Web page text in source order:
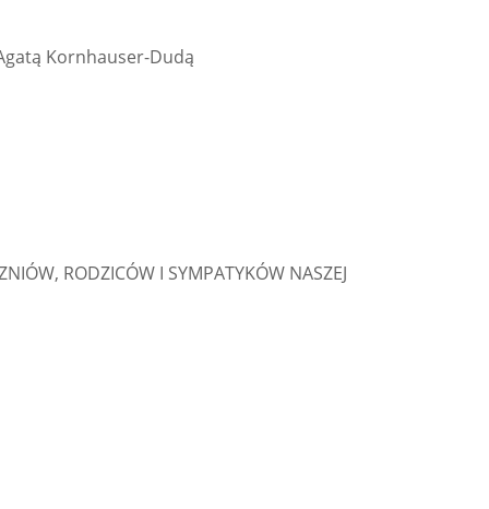
Kornhauser-Dudą
RODZICÓW I SYMPATYKÓW NASZEJ